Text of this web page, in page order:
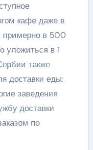
кафе даже в
примерно в 500
уложиться в 1
также
доставки еды:
заведения
доставки
по